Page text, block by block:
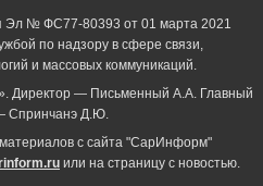
Эл № ФС77-80393 от 01 марта 2021
по надзору в сфере связи,
и массовых коммуникаций.
— Письменный А.А. Главный
Спринчанэ Д.Ю.
с сайта "СарИнформ"
или на страницу с новостью.